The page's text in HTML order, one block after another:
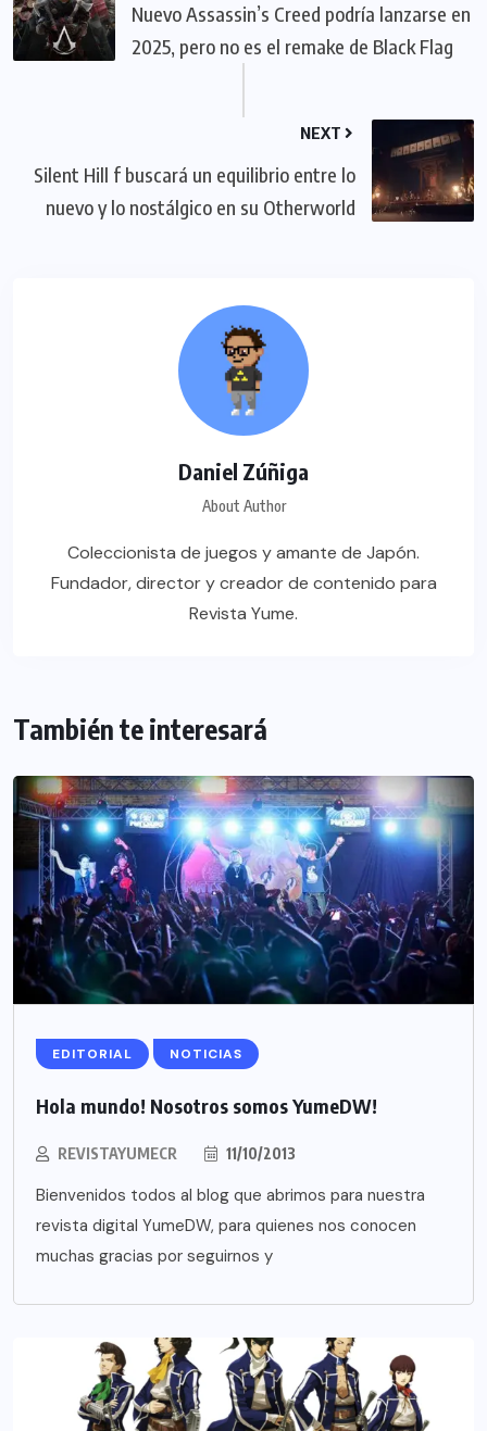
Nuevo Assassin’s Creed podría lanzarse en
2025, pero no es el remake de Black Flag
NEXT
Silent Hill f buscará un equilibrio entre lo
nuevo y lo nostálgico en su Otherworld
Daniel Zúñiga
About Author
Coleccionista de juegos y amante de Japón.
Fundador, director y creador de contenido para
Revista Yume.
También te interesará
EDITORIAL NOTICIAS
Hola mundo! Nosotros somos YumeDW!
REVISTAYUMECR 11/10/2013
Bienvenidos todos al blog que abrimos para nuestra
revista digital YumeDW, para quienes nos conocen
muchas gracias por seguirnos y